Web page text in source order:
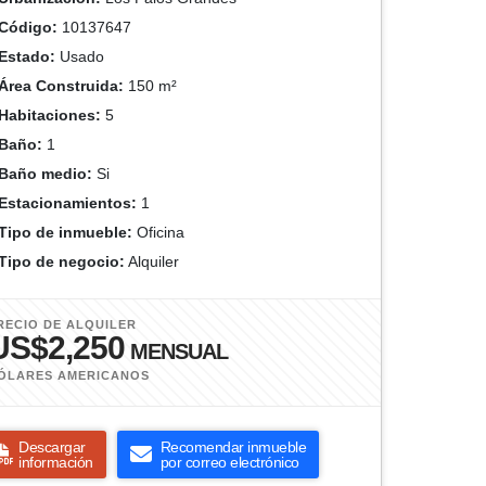
10137647
Usado
Construida: 150 m²
5
1
medio: Si
1
de inmueble: Oficina
de negocio: Alquiler
DE ALQUILER
MENSUAL
AMERICANOS
Descargar
información
Recomendar inmueble
por correo electrónico